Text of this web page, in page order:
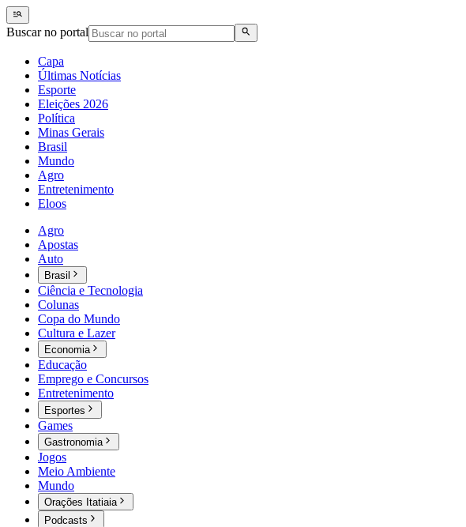
Buscar no portal
Capa
Últimas Notícias
Esporte
Eleições 2026
Política
Minas Gerais
Brasil
Mundo
Agro
Entretenimento
Eloos
Agro
Apostas
Auto
Brasil
Ciência e Tecnologia
Colunas
Copa do Mundo
Cultura e Lazer
Economia
Educação
Emprego e Concursos
Entretenimento
Esportes
Games
Gastronomia
Jogos
Meio Ambiente
Mundo
Orações Itatiaia
Podcasts